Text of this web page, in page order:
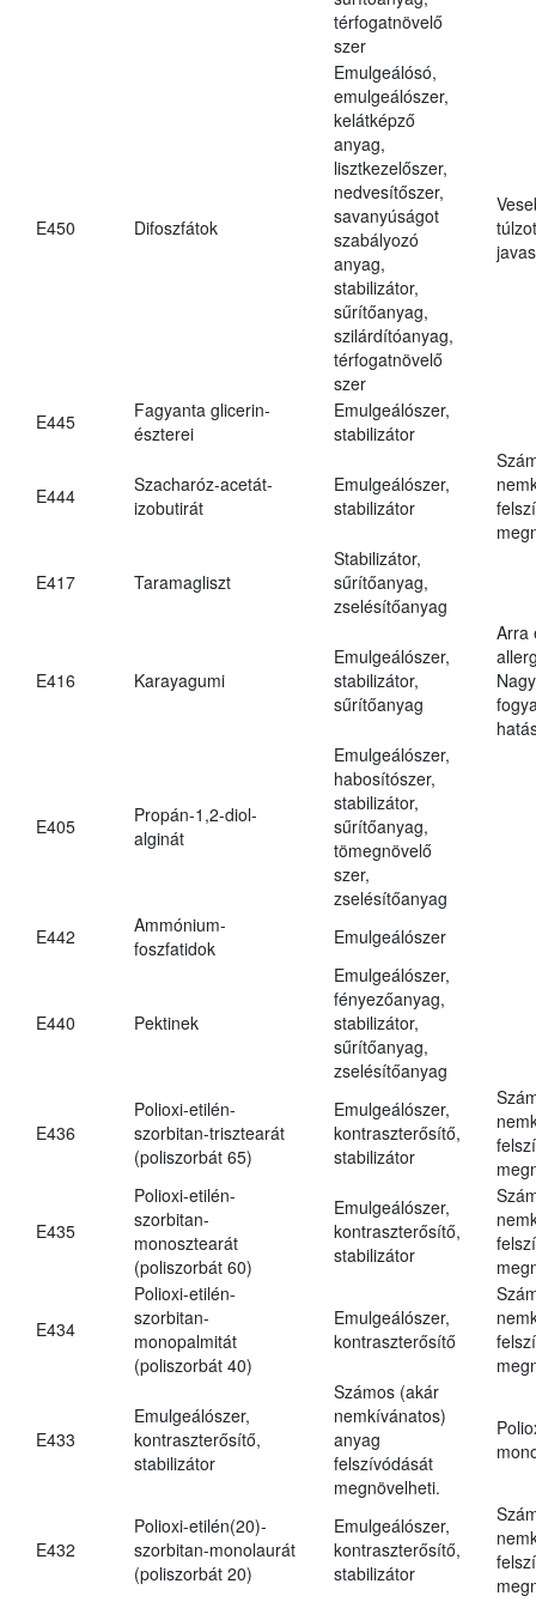
térfogatnövelő
szer
E450 Difoszfátok
Emulgeálósó,
emulgeálószer,
kelátképző
anyag,
lisztkezelőszer,
nedvesítőszer,
savanyúságot
szabályozó
anyag,
stabilizátor,
sűrítőanyag,
szilárdítóanyag,
térfogatnövelő
szer
E445
Fagyanta glicerin-
észterei
Emulgeálószer,
stabilizátor
E444
Szacharóz-acetát-
izobutirát
Emulgeálószer,
stabilizátor
E417 Taramagliszt
Stabilizátor,
sűrítőanyag,
zselésítőanyag
E416 Karayagumi
Emulgeálószer,
stabilizátor,
sűrítőanyag
Arra
E405
Propán-1,2-diol-
alginát
Emulgeálószer,
habosítószer,
stabilizátor,
sűrítőanyag,
tömegnövelő
szer,
zselésítőanyag
E442
Ammónium-
foszfatidok
Emulgeálószer
E440 Pektinek
Emulgeálószer,
fényezőanyag,
stabilizátor,
sűrítőanyag,
zselésítőanyag
E436
Polioxi-etilén-
szorbitan-trisztearát
(poliszorbát 65)
Emulgeálószer,
kontraszterősítő,
stabilizátor
E435
Polioxi-etilén-
szorbitan-
monosztearát
(poliszorbát 60)
Emulgeálószer,
kontraszterősítő,
stabilizátor
E434
Polioxi-etilén-
szorbitan-
monopalmitát
(poliszorbát 40)
Emulgeálószer,
kontraszterősítő
E433
Emulgeálószer,
kontraszterősítő,
stabilizátor
Számos (akár
nemkívánatos)
anyag
felszívódását
megnövelheti.
E432
Polioxi-etilén(20)-
szorbitan-monolaurát
(poliszorbát 20)
Emulgeálószer,
kontraszterősítő,
stabilizátor